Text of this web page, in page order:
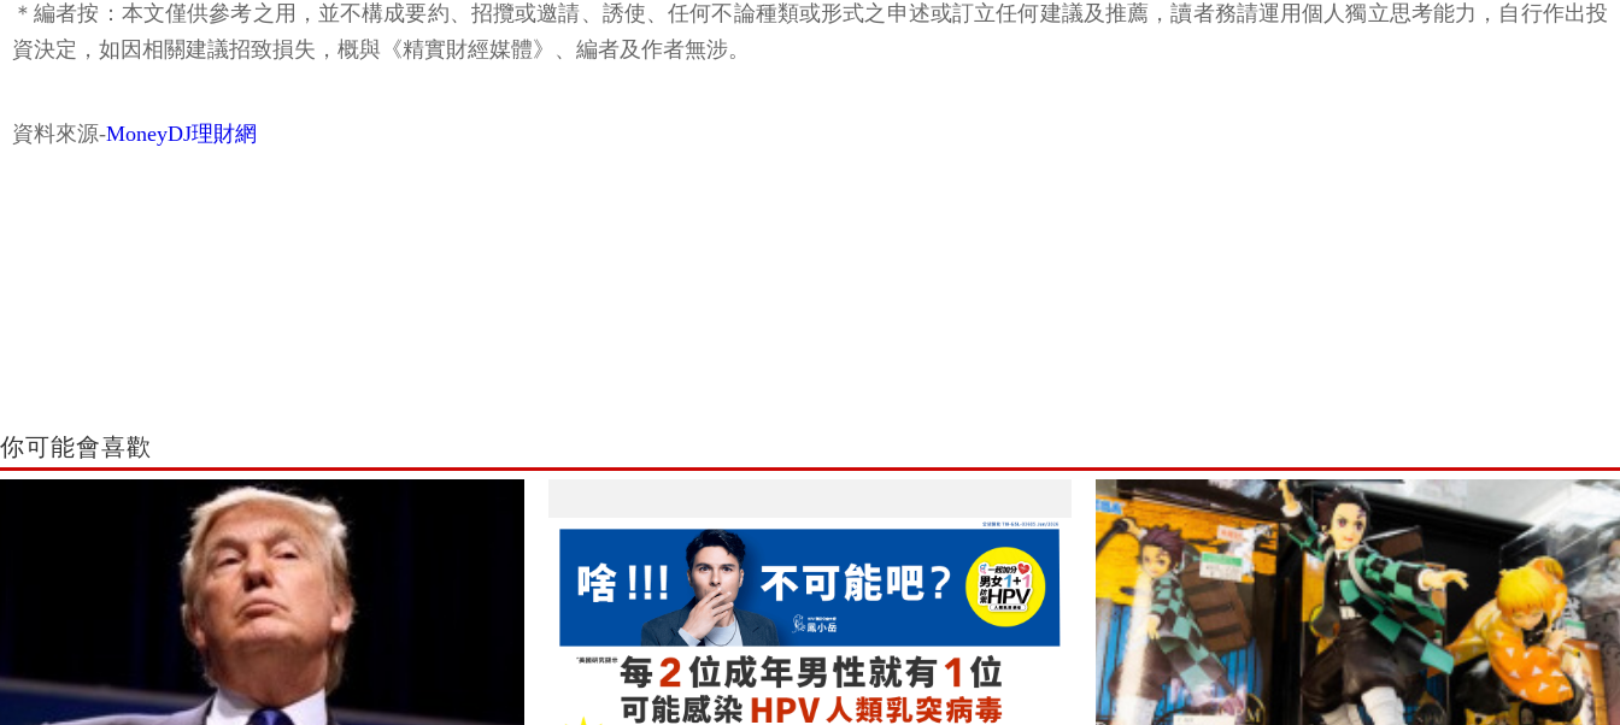
＊編者按：本文僅供參考之用，並不構成要約、招攬或邀請、誘使、任何不論種類或形式之申述或訂立任何建議及推薦，讀者務請運用個人獨立思考能力，自行作出投
資決定，如因相關建議招致損失，概與《精實財經媒體》、編者及作者無涉。
資料來源-MoneyDJ理財網
你可能會喜歡